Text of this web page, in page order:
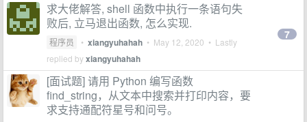
求大佬解答, shell 函数中执行一条语句失
败后, 立马退出函数, 怎么实现.
程序员 • xiangyuhahah • May 12, 2020 • Lastly
replied byxiangyuhahah
7
[面试题] 请用 Python 编写函数
find_string，从文本中搜索并打印内容，要
求支持通配符星号和问号。